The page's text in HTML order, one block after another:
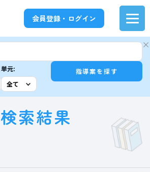
会員登録・ログイン
単元: 指導案を探す
検索結果